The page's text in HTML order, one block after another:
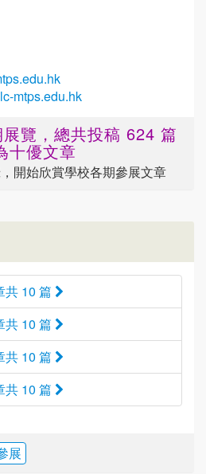
mtps.edu.hk
覽，總共投稿 624 篇
十優文章
開始欣賞學校各期參展文章
共 10 篇
共 10 篇
共 10 篇
共 10 篇
展